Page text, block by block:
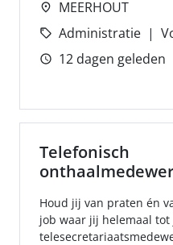
MEERHOUT
Administratie
12 dagen geleden
Telefonisch
Houd jij van praten én
job waar jij helemaal tot